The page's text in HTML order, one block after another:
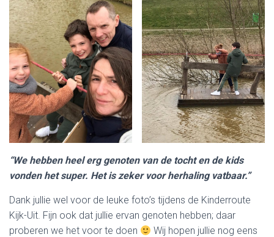
“We hebben heel erg genoten van de tocht en de kids
vonden het super. Het is zeker voor herhaling vatbaar.”
Dank jullie wel voor de leuke foto’s tijdens de Kinderroute
Kijk-Uit. Fijn ook dat jullie ervan genoten hebben; daar
proberen we het voor te doen
Wij hopen jullie nog eens